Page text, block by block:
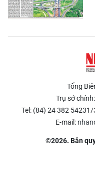
Tổng
Trụ sở
Tel: (84) 24 382
E-mail:
©2026. Bản